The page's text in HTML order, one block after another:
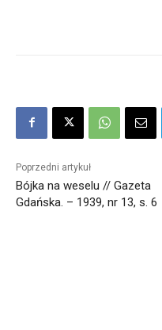
Poprzedni artykuł
Bójka na weselu // Gazeta
Gdańska. – 1939, nr 13, s. 6